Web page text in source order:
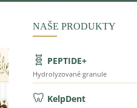
NAŠE PRODUKTY
🧬 PEPTIDE+
Hydrolyzované granule
🦷 KelpDent